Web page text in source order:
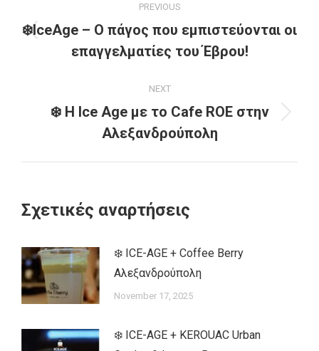
navigation
PREVIOUS
Previous
post:
❄️IceAge – Ο πάγος που εμπιστεύονται οι
επαγγελματίες του Έβρου!
NEXT
Next
post:
❄️ Η Ice Age με το Cafe ROE στην
Αλεξανδρούπολη
Σχετικές αναρτήσεις
❄️ ICE-AGE + Coffee Berry
Αλεξανδρούπολη
November 17, 2025
❄️ ICE-AGE + KEROUAC Urban